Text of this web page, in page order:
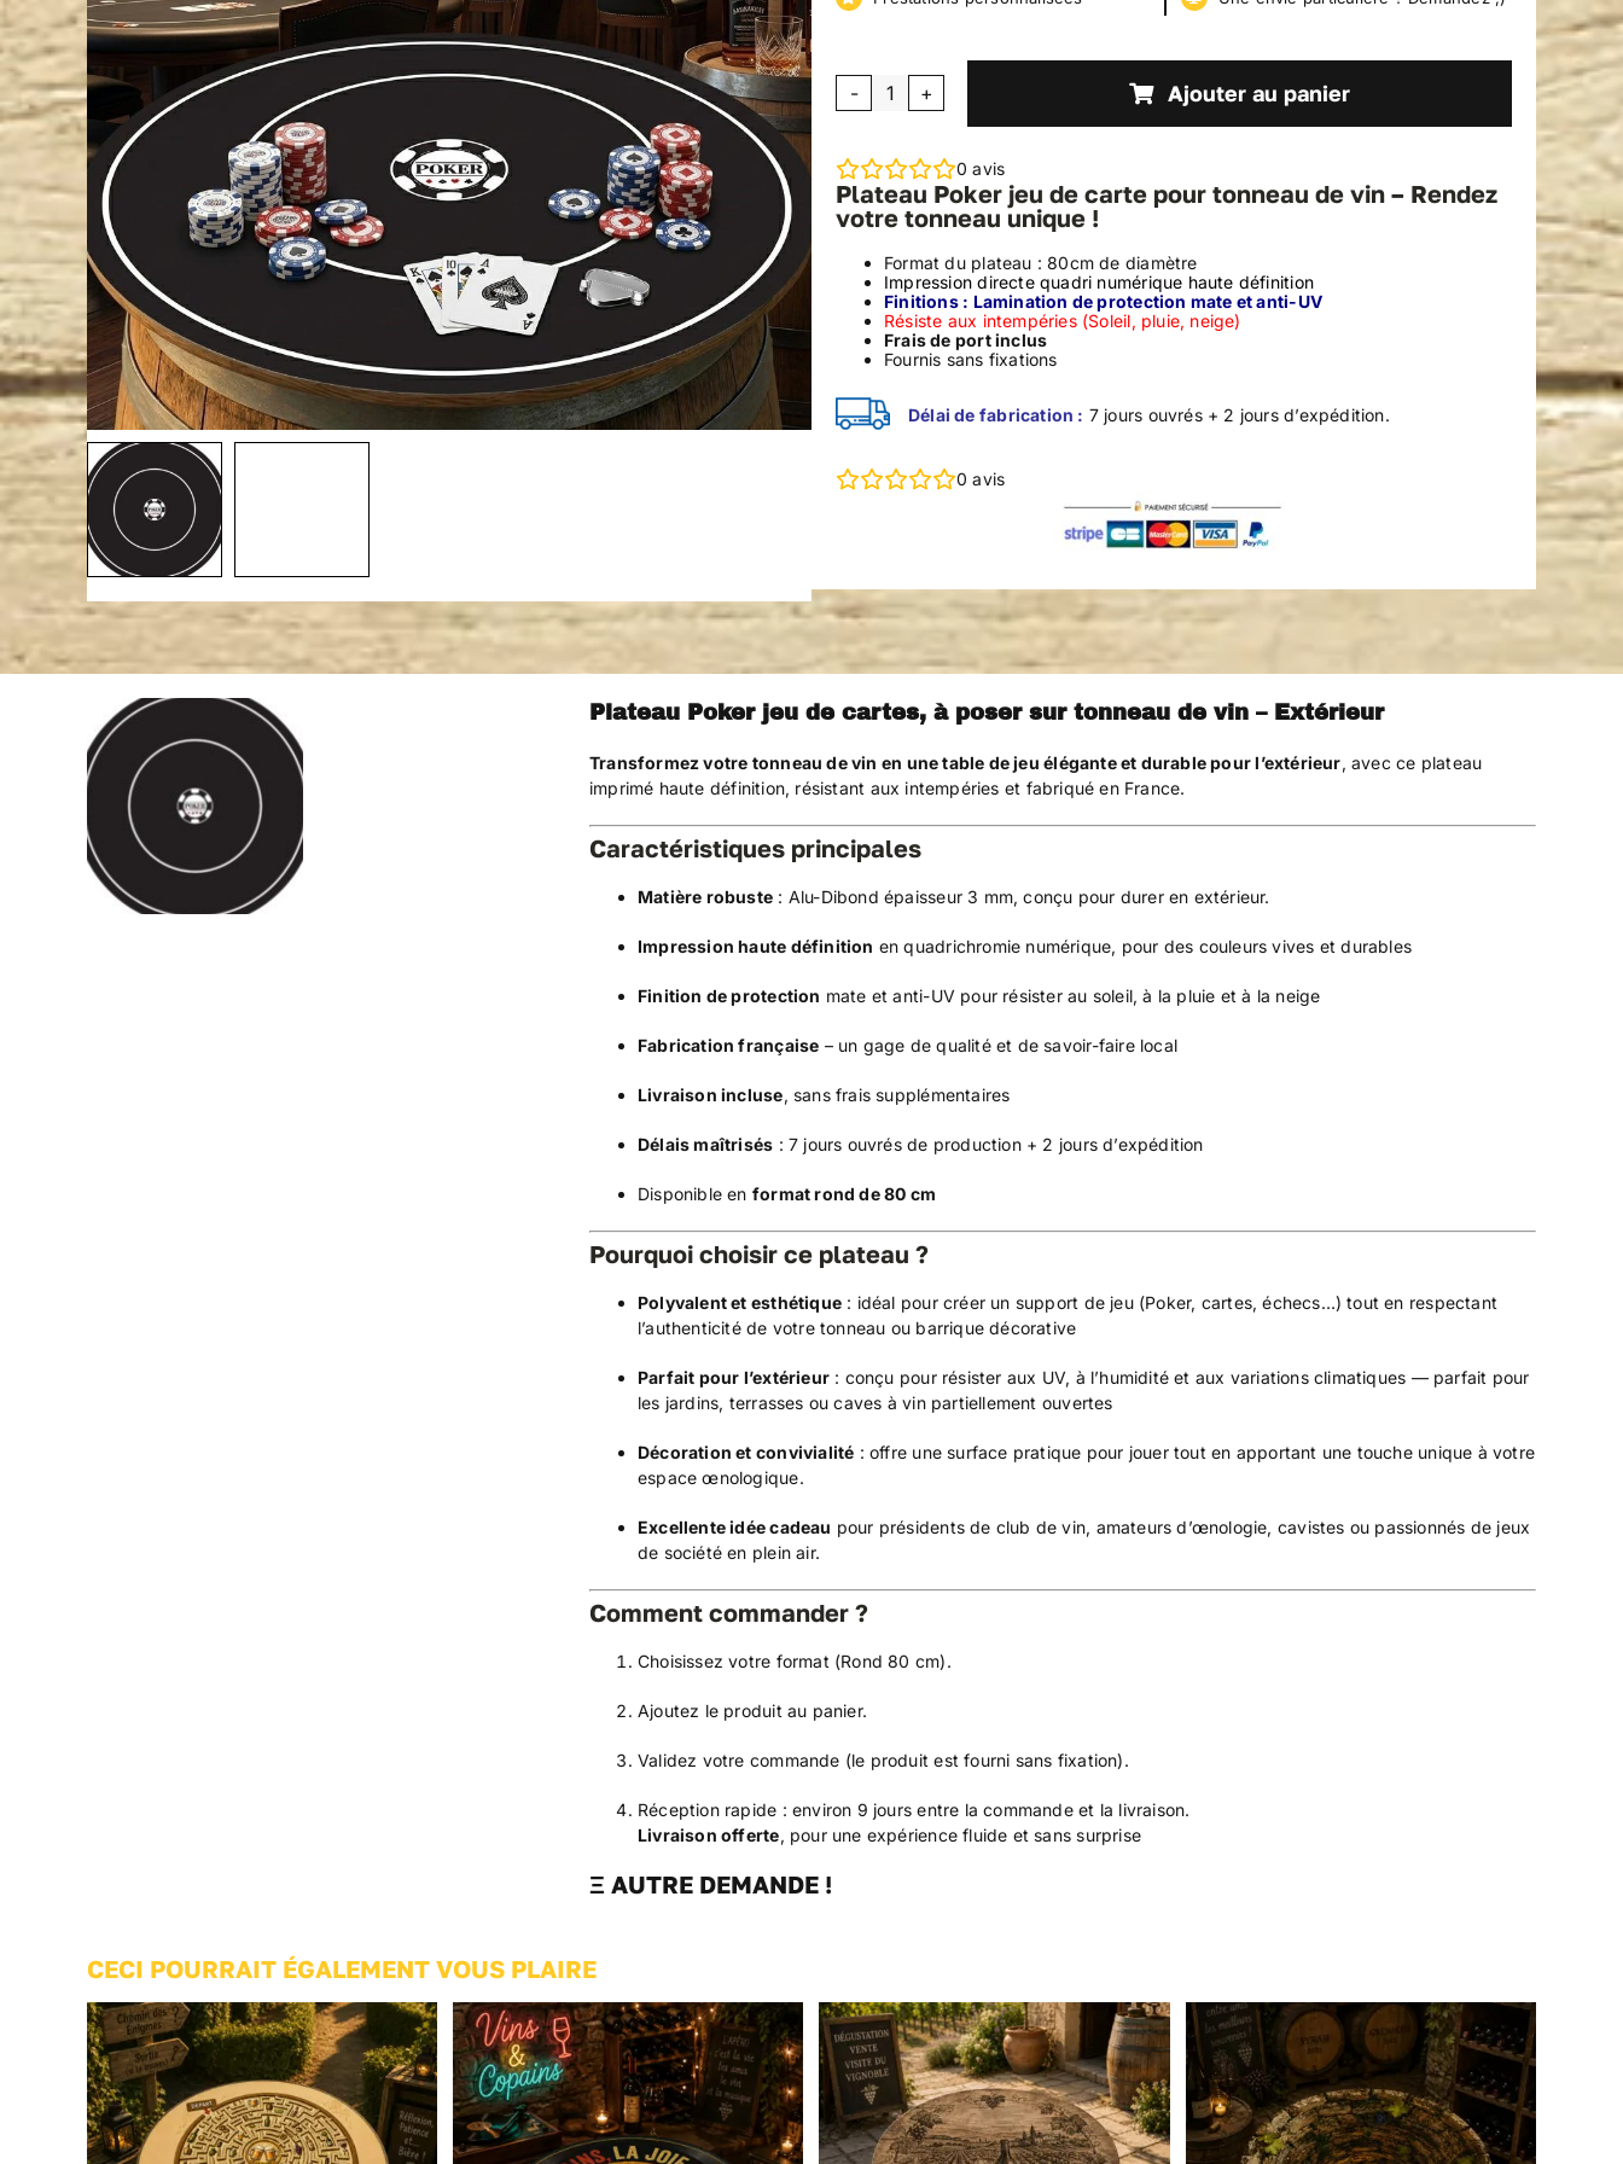
quantité
Poker
Ajouter au panier
0 avis
Plateau Poker jeu de carte pour tonneau de vin – Rendez
votre tonneau unique !
Format du plateau : 80cm de diamètre
Impression directe quadri numérique haute définition
Finitions : Lamination de protection mate et anti-UV
Résiste aux intempéries (Soleil, pluie, neige)
Frais de port inclus
Fournis sans fixations
Délai de fabrication : 7 jours ouvrés + 2 jours d’expédition.
0 avis
Plateau Poker jeu de cartes, à poser sur tonneau de vin – Extérieur
Transformez votre tonneau de vin en une table de jeu élégante et durable pour l’extérieur, avec ce plateau
imprimé haute définition, résistant aux intempéries et fabriqué en France.
Caractéristiques principales
Matière robuste : Alu-Dibond épaisseur 3 mm, conçu pour durer en extérieur.
Impression haute définition en quadrichromie numérique, pour des couleurs vives et durables
Finition de protection mate et anti-UV pour résister au soleil, à la pluie et à la neige
Fabrication française – un gage de qualité et de savoir-faire local
Livraison incluse, sans frais supplémentaires
Délais maîtrisés : 7 jours ouvrés de production + 2 jours d’expédition
Disponible en format rond de 80 cm
Pourquoi choisir ce plateau ?
Polyvalent et esthétique : idéal pour créer un support de jeu (Poker, cartes, échecs…) tout en respectant
l’authenticité de votre tonneau ou barrique décorative
Parfait pour l’extérieur : conçu pour résister aux UV, à l’humidité et aux variations climatiques — parfait pour
les jardins, terrasses ou caves à vin partiellement ouvertes
Décoration et convivialité : offre une surface pratique pour jouer tout en apportant une touche unique à votre
espace œnologique.
Excellente idée cadeau pour présidents de club de vin, amateurs d’œnologie, cavistes ou passionnés de jeux
de société en plein air.
Comment commander ?
Choisissez votre format (Rond 80 cm).
Ajoutez le produit au panier.
Validez votre commande (le produit est fourni sans fixation).
Réception rapide : environ 9 jours entre la commande et la livraison.
Livraison offerte, pour une expérience fluide et sans surprise
Ξ AUTRE DEMANDE !
CECI POURRAIT ÉGALEMENT VOUS PLAIRE